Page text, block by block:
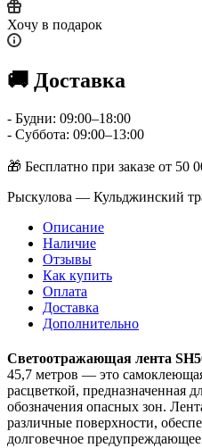
Хочу в подарок
🚚 Доставка
- Будни: 09:00–18:00
- Суббота: 09:00–13:00
🎁 Бесплатно при заказе от 50
Рыскулова — Кульджинский
Описание
Наличие
Отзывы
Как купить
Оплата
Доставка
Дополнительно
Светоотражающая лента
45,7 метров — это
расцветкой, предназначенная
обозначения опасных зон.
различные поверхности,
долговечное